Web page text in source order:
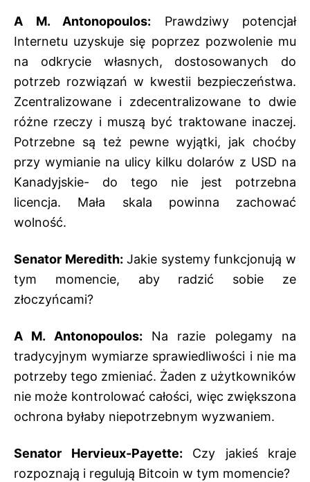
A M. Antonopoulos: Prawdziwy potencjał
Internetu uzyskuje się poprzez pozwolenie mu
na odkrycie własnych, dostosowanych do
potrzeb rozwiązań w kwestii bezpieczeństwa.
Zcentralizowane i zdecentralizowane to dwie
różne rzeczy i muszą być traktowane inaczej.
Potrzebne są też pewne wyjątki, jak choćby
przy wymianie na ulicy kilku dolarów z USD na
Kanadyjskie- do tego nie jest potrzebna
licencja. Mała skala powinna zachować
wolność.
Senator Meredith: Jakie systemy funkcjonują w
tym momencie, aby radzić sobie ze
złoczyńcami?
A M. Antonopoulos: Na razie polegamy na
tradycyjnym wymiarze sprawiedliwości i nie ma
potrzeby tego zmieniać. Żaden z użytkowników
nie może kontrolować całości, więc zwiększona
ochrona byłaby niepotrzebnym wyzwaniem.
Senator Hervieux-Payette: Czy jakieś kraje
rozpoznają i regulują Bitcoin w tym momencie?